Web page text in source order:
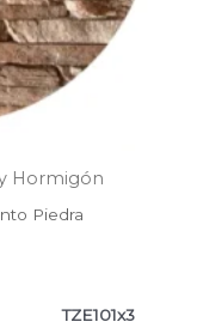
Hormigón
Piedra
TZE101x3